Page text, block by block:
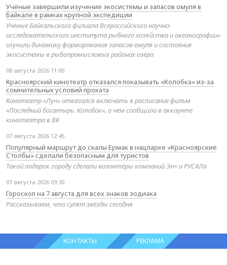
Учёные завершили изучение экосистемы и запасов омуля в
Байкале в рамках крупной экспедиции
Учёные Байкальского филиала Всероссийского научно-
исследовательского института рыбного хозяйства и океанографии»
изучили динамику формирования запасов омуля и состояние
экосистемы в рыбопромысловых районах озера
08 августа 2026 11:00
Красноярский кинотеатр отказался показывать «Колобка» из-за
сомнительных условий проката
Кинотеатр «Луч» отказался включать в расписание фильм
«Последний богатырь. Колобок», о чем сообщили в аккаунте
кинотеатра в ВК
07 августа 2026 12:45
Популярный маршрут до скалы Ермак в нацпарке «Красноярские
Столбы» сделали безопасным для туристов
Такой подарок городу сделали волонтёры компаний Эн+ и РУСАЛа
07 августа 2026 09:30
Гороскоп на 7 августа для всех знаков зодиака
Рассказываем, что сулят звёзды сегодня
КОНТАКТЫ РЕКЛАМА